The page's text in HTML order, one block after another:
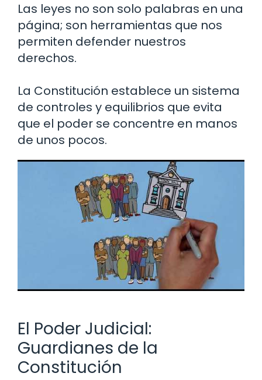
Las leyes no son solo palabras en una
página; son herramientas que nos
permiten defender nuestros
derechos.
La Constitución establece un sistema
de controles y equilibrios que evita
que el poder se concentre en manos
de unos pocos.
El Poder Judicial:
Guardianes de la
Constitución